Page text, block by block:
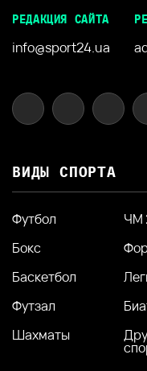
РЕДАКЦИЯ САЙТА
info@sport24.ua
ВИДЫ СПОРТА
Футбол ЧМ
Бокс
Баскетбол
Футзал
Шахматы